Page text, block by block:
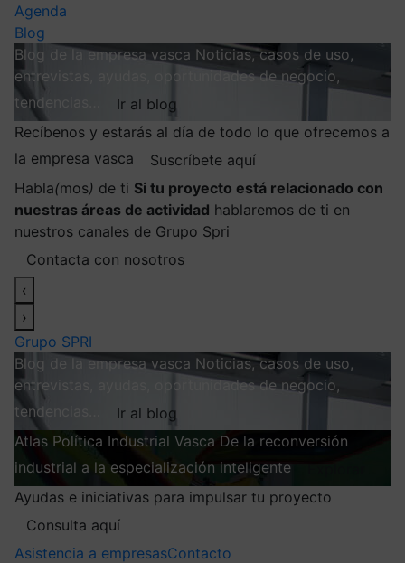
Agenda
Blog
Blog de la empresa vasca Noticias, casos de uso,
entrevistas, ayudas, oportunidades de negocio,
tendencias…
Ir al blog
Recíbenos y estarás al día de todo lo que ofrecemos a
la empresa vasca
Suscríbete aquí
Habla(mos) de ti Si tu proyecto está relacionado con
nuestras áreas de actividad hablaremos de ti en
nuestros canales de Grupo Spri
Contacta con nosotros
‹
›
Grupo SPRI
Blog de la empresa vasca Noticias, casos de uso,
entrevistas, ayudas, oportunidades de negocio,
tendencias…
Ir al blog
Atlas Política Industrial Vasca De la reconversión
industrial a la especialización inteligente
Ayudas e iniciativas para impulsar tu proyecto
Consulta aquí
Asistencia a empresasContacto